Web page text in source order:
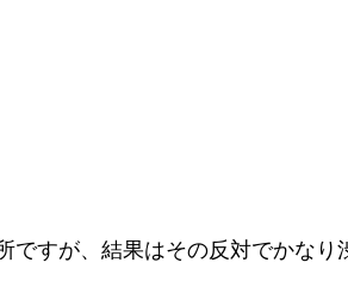
ですが、結果はその反対でかな